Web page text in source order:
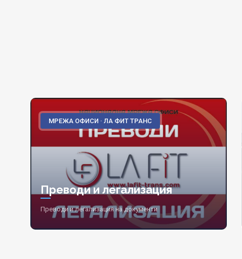
МРЕЖА ОФИСИ · ЛА ФИТ ТРАНС
Преводи и легализация
Преводи и легализация на документи